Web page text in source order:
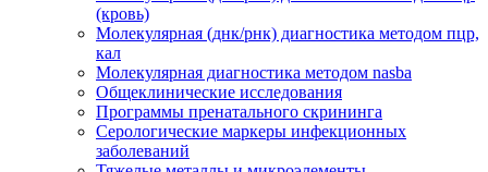
(кровь)
Молекулярная (днк/рнк) диагностика методом пцр,
кал
Молекулярная диагностика методом nasba
Общеклинические исследования
Программы пренатального скрининга
Серологические маркеры инфекционных
заболеваний